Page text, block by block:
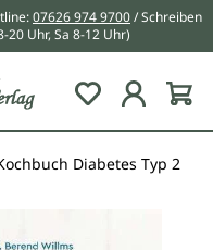
07626 974 9700/ Schreiben
20 Uhr, Sa 8-12 Uhr)
Du hast 0
Diabetes Typ 2